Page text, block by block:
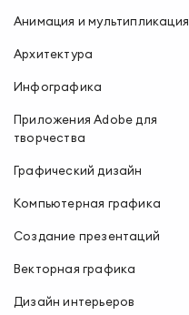
Анимация и мультипликация
Архитектура
Инфографика
Приложения Adobe для
творчества
Графический дизайн
Компьютерная графика
Создание презентаций
Векторная графика
Дизайн интерьеров